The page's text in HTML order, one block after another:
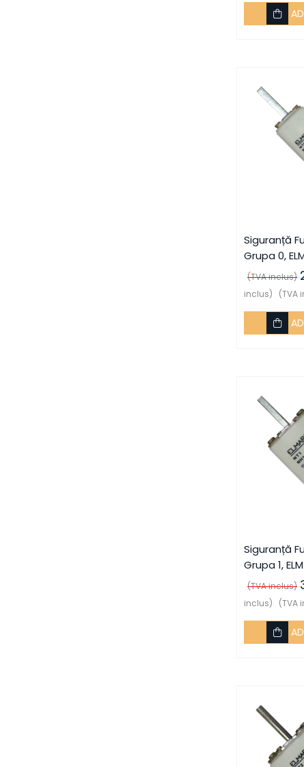
Siguranță
Grupa 0,
(TVA inclus)
inclus)
(TVA
Siguranță
Grupa 1,
(TVA inclus)
inclus)
(TVA